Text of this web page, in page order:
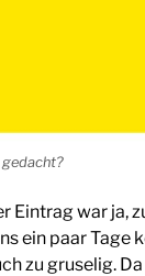
Eintrag war ja,
ein paar Tage
zu gruselig.